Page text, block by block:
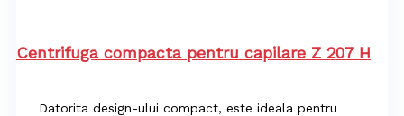
Centrifuga compacta pentru capilare Z 207 H
Datorita design-ului compact, este ideala pentru